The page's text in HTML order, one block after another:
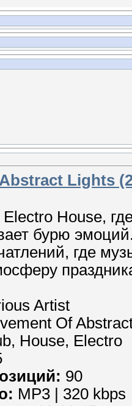
Lights
Electro House,
бурю
где
Artist
Of
House, Electro
90
MP3 | 320 kbps